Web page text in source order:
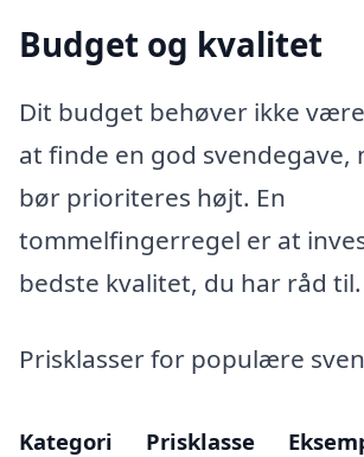
Budget og kvalitet
Dit budget behøver ikke
at finde en god svendegave,
bør prioriteres højt. En
tommelfingerregel er at
bedste kvalitet, du har råd til.
Prisklasser for populære
Kategori Prisklasse